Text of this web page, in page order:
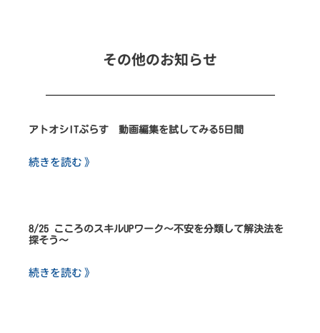
その他のお知らせ
アトオシITぷらす 動画編集を試してみる5日間
続きを読む 》
8/25 こころのスキルUPワーク～不安を分類して解決法を
探そう～
続きを読む 》